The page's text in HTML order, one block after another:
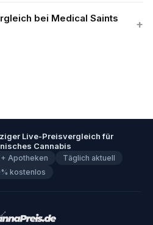
bei Medical Saints
+
Live-Preisvergleich für
Cannabis
Apotheken
Täglich aktuell
kostenlos